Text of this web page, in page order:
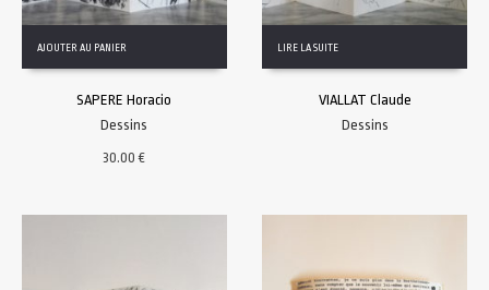
AJOUTER AU PANIER
SAPERE Horacio
Dessins
30.00€
LIRE LA SUITE
VIALLAT Claude
Dessins